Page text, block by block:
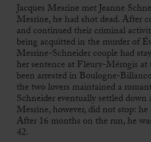
Jacques Mesrine met Jeanne
Mesrine, he had shot dead. After
and continued their criminal
being acquitted in the murder of
Mesrine-Schneider couple had
her sentence at Fleury-Mérogis
been arrested in Boulogne-
the two lovers maintained a
Schneider eventually settled
Mesrine, however, did not stop:
After 16 months on the run, he
42.